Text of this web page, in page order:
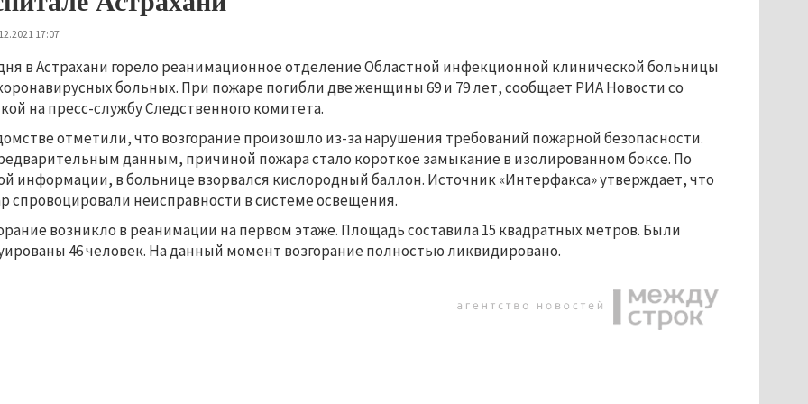
17:07
в Астрахани горело реанимационное отделение Областной инфекционной клинической больницы
больных. При пожаре погибли две женщины 69 и 79 лет, сообщает РИА Новости со
на пресс-службу Следственного комитета.
отметили, что возгорание произошло из-за нарушения требований пожарной безопасности.
данным, причиной пожара стало короткое замыкание в изолированном боксе. По
информации, в больнице взорвался кислородный баллон. Источник «Интерфакса» утверждает, что
спровоцировали неисправности в системе освещения.
возникло в реанимации на первом этаже. Площадь составила 15 квадратных метров. Были
46 человек. На данный момент возгорание полностью ликвидировано.